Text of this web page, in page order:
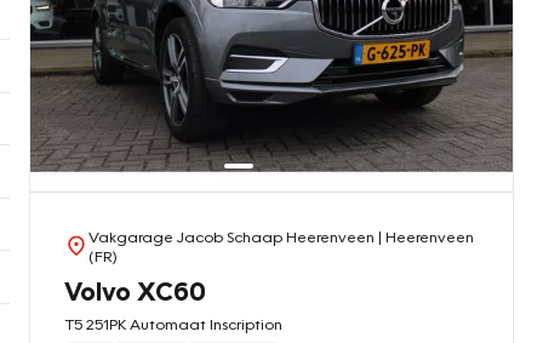
Vakgarage Jacob Schaap Heerenveen | Heerenveen
(FR)
Volvo XC60
T5 251PK Automaat Inscription